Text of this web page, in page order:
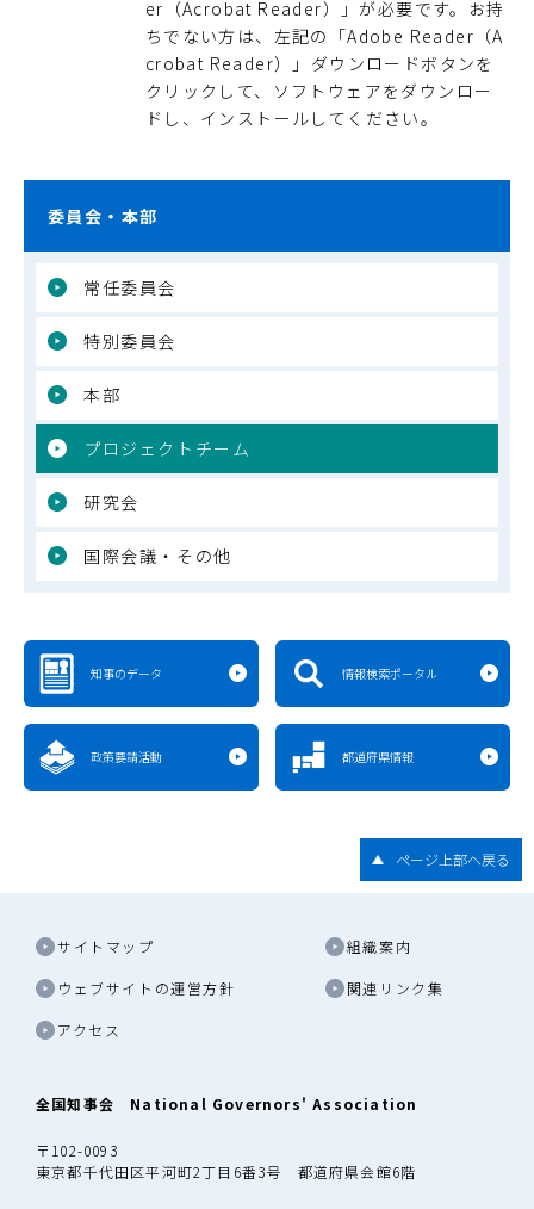
er（Acrobat Reader）」が必要です。お持
ちでない方は、左記の「Adobe Reader（A
crobat Reader）」ダウンロードボタンを
クリックして、ソフトウェアをダウンロー
ドし、インストールしてください。
委員会・本部
常任委員会
特別委員会
本部
プロジェクトチーム
研究会
国際会議・その他
知事のデータ 情報検索ポータル
政策要請活動 都道府県情報
ページ上部へ戻る
サイトマップ 組織案内
ウェブサイトの運営方針 関連リンク集
アクセス
全国知事会 National Governors' Association
〒102-0093
東京都千代田区平河町2丁目6番3号 都道府県会館6階